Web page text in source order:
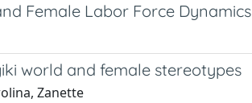
Female Labor Force Dynamics
world and female stereotypes
Zanette